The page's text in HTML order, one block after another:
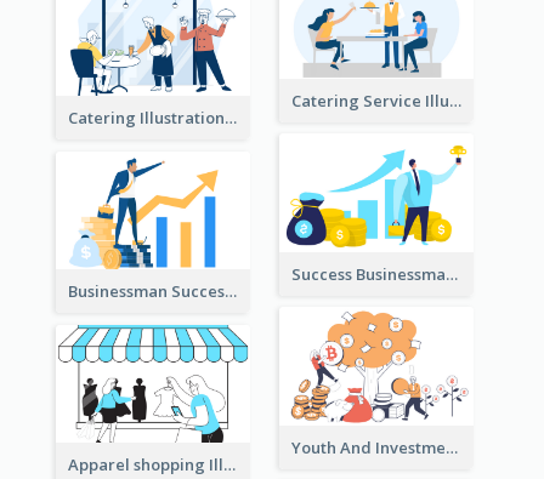
Catering Service Illustration
Catering Illustration
Success Businessman Illustration
Businessman Success Illustration
Youth And Investment Illustration
Apparel shopping Illustration